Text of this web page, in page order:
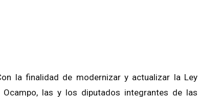
la finalidad de modernizar y actualizar la Ley
las y los diputados integrantes de las